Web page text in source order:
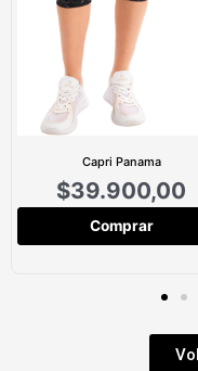
Capri Panama
$39.900,00
Comprar